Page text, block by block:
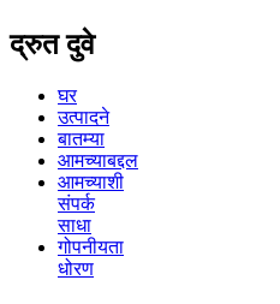
द्रुत दुवे
घर
उत्पादने
बातम्या
आमच्याबद्दल
आमच्याशी
संपर्क
साधा
गोपनीयता
धोरण